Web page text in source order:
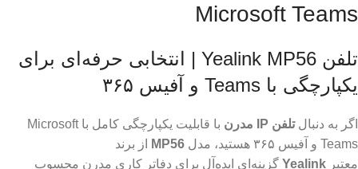
Microsoft Teams
تلفن Yealink MP56 | انتخابی حرفه‌ای برای
یکپارچگی با Teams و آفیس ۳۶۵
اگر به دنبالتلفن IP مدرن
با قابلیت یکپارچگی کامل با Microsoft
Teams و آفیس ۳۶۵ هستید، مدل
MP56
از برند
معتبر Yealink گزینه‌ای ایده‌آل برای دفاتر کاری مدرن محسوب